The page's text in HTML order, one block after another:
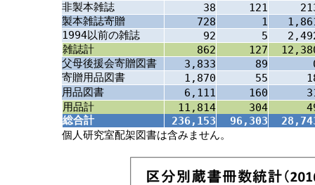
非製本雑誌
38 121
製本雑誌寄贈
728 1
1994以前の雑誌
92 5
雑誌計
862 127
父母後援会寄贈図書
3,833 89
寄贈用品図書
1,870 55
用品図書
6,111 160
用品計
11,814 304
総合計
236,153 96,303
個人研究室配架図書は含みません。